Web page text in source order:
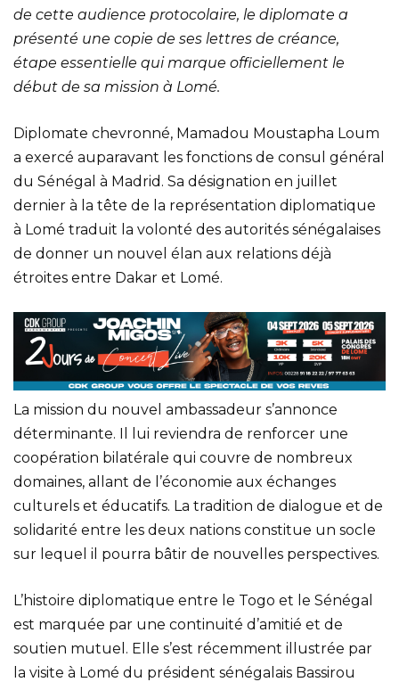
de cette audience protocolaire, le diplomate a
présenté une copie de ses lettres de créance,
étape essentielle qui marque officiellement le
début de sa mission à Lomé.
Diplomate chevronné, Mamadou Moustapha Loum
a exercé auparavant les fonctions de consul général
du Sénégal à Madrid. Sa désignation en juillet
dernier à la tête de la représentation diplomatique
à Lomé traduit la volonté des autorités sénégalaises
de donner un nouvel élan aux relations déjà
étroites entre Dakar et Lomé.
La mission du nouvel ambassadeur s’annonce
déterminante. Il lui reviendra de renforcer une
coopération bilatérale qui couvre de nombreux
domaines, allant de l’économie aux échanges
culturels et éducatifs. La tradition de dialogue et de
solidarité entre les deux nations constitue un socle
sur lequel il pourra bâtir de nouvelles perspectives.
L’histoire diplomatique entre le Togo et le Sénégal
est marquée par une continuité d’amitié et de
soutien mutuel. Elle s’est récemment illustrée par
la visite à Lomé du président sénégalais Bassirou